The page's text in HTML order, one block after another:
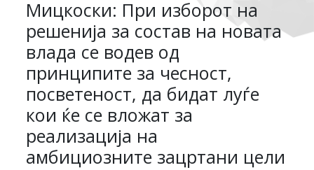
Мицкоски: При изборот на
решенија за состав на новата
влада се водев од
принципите за чесност,
посветеност, да бидат луѓе
кои ќе се вложат за
реализација на
амбициозните зацртани цели